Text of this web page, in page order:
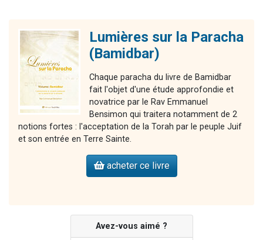
Lumières sur la Paracha
(Bamidbar)
Chaque paracha du livre de Bamidbar
fait l'objet d'une étude approfondie et
novatrice par le Rav Emmanuel
Bensimon qui traitera notamment de 2
notions fortes : l'acceptation de la Torah par le peuple Juif
et son entrée en Terre Sainte.
acheter ce livre
Avez-vous aimé ?